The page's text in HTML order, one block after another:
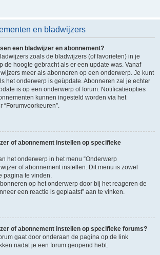
en bladwijzers
een bladwijzer en abonnement?
zoals de bladwijzers (of favorieten) in je
de hoogte gebracht als er een update was. Vanaf
meer als abonneren op een onderwerp. Je kunt
het onderwerp is geüpdate. Abonneren zal je echter
is op een onderwerp of forum. Notificatieopties
kunnen ingesteld worden via het
of abonnement instellen op specifieke
het onderwerp in het menu “Onderwerp
of abonnement instellen. Dit menu is zowel
pagina te vinden.
op het onderwerp door bij het reageren de
een reactie is geplaatst” aan te vinken.
of abonnement instellen op specifieke forums?
gaat door onderaan de pagina op de link
nadat je een forum geopend hebt.